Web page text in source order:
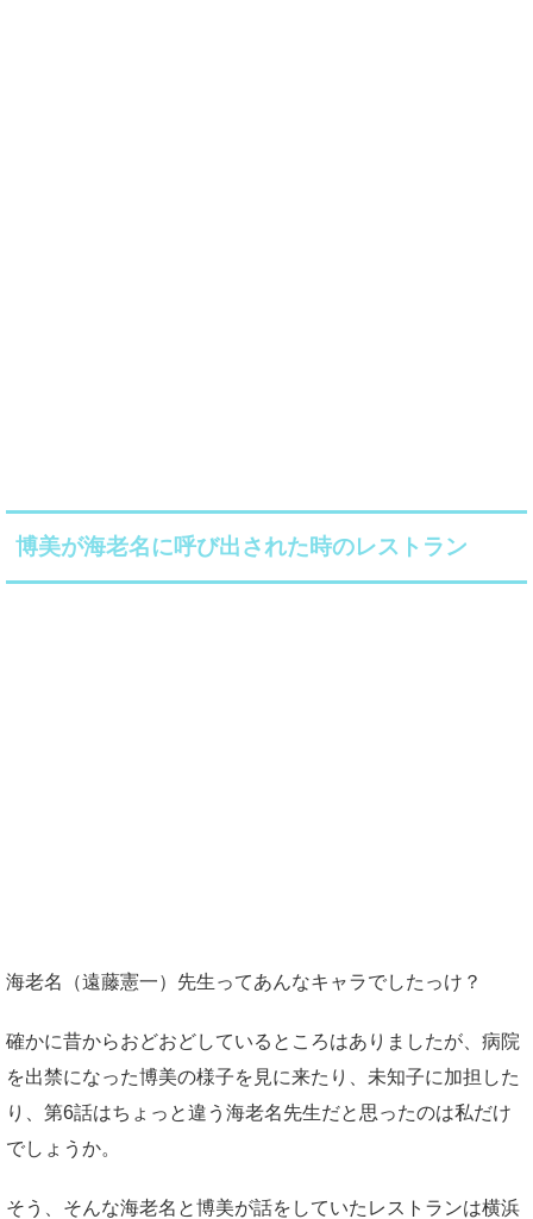
博美が海老名に呼び出された時のレストラン
海老名（遠藤憲一）先生ってあんなキャラでしたっけ？
確かに昔からおどおどしているところはありましたが、病院
を出禁になった博美の様子を見に来たり、未知子に加担した
り、第6話はちょっと違う海老名先生だと思ったのは私だけ
でしょうか。
そう、そんな海老名と博美が話をしていたレストランは横浜